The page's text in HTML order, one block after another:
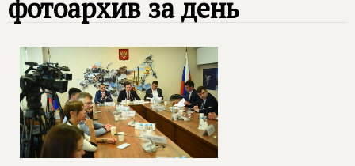
фотоархив за день